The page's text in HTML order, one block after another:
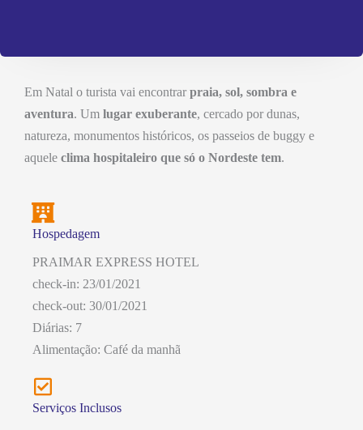
Em Natal o turista vai encontrar praia, sol, sombra e
aventura. Um lugar exuberante, cercado por dunas,
natureza, monumentos históricos, os passeios de buggy e
aquele clima hospitaleiro que só o Nordeste tem.
Hospedagem
PRAIMAR EXPRESS HOTEL
check-in: 23/01/2021
check-out: 30/01/2021
Diárias: 7
Alimentação: Café da manhã
Serviços Inclusos